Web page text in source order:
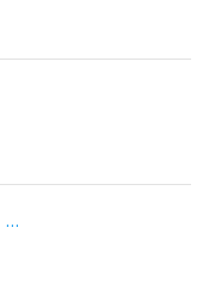
BNP Paribas Montréal-La-Cluse 1 Avenue de Bresse